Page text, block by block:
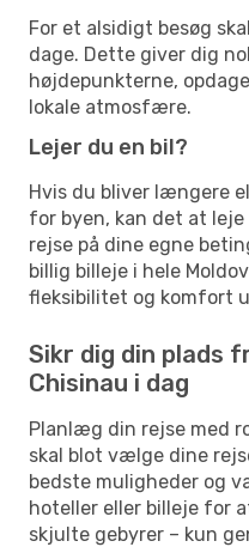
For et alsidigt besøg
dage. Dette giver dig
højdepunkterne,
lokale atmosfære.
Lejer du en bil?
Hvis du bliver længere
for byen, kan det at
rejse på dine egne
billig billeje i hele
fleksibilitet og komfort
Sikr dig din plads
Chisinau i dag
Planlæg din rejse med
skal blot vælge dine
bedste muligheder og
hoteller eller billeje for
skjulte gebyrer – kun